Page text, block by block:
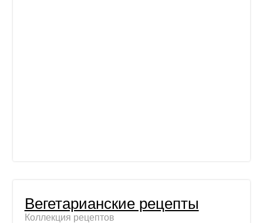
Вегетарианские рецепты
Коллекция рецептов